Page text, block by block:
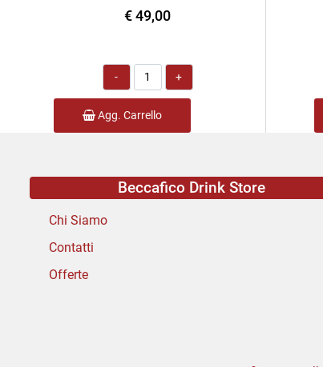
€ 49,00
Quantità
Agg. Carrello
Beccafico Drink Store
Chi Siamo
Contatti
Offerte